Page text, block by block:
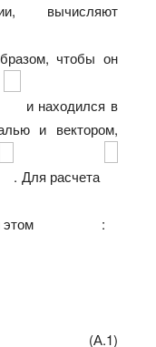
вычисляют
чтобы он
и находился в
и вектором,
. Для расчета
: